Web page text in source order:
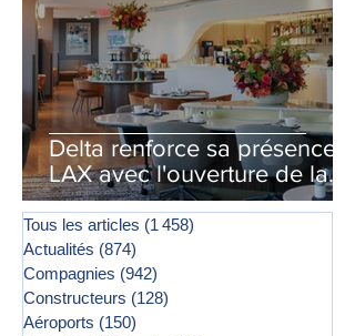
Delta renforce sa présence à
LAX avec l'ouverture de la
première phase d'un second
salon Delta One
Tous les articles (1 458)
Actualités (874)
Compagnies (942)
Constructeurs (128)
Aéroports (150)